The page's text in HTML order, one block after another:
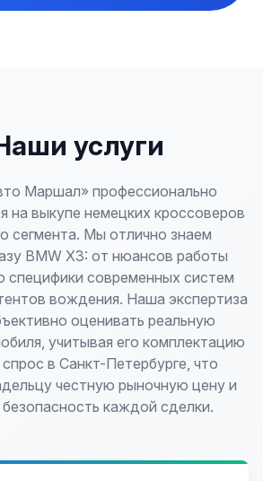
услуги
Маршал» профессионально
на выкупе немецких кроссоверов
сегмента. Мы отлично знаем
BMW X3: от нюансов работы
специфики современных систем
вождения. Наша экспертиза
оценивать реальную
учитывая его комплектацию
в Санкт-Петербурге, что
честную рыночную цену и
каждой сделки.